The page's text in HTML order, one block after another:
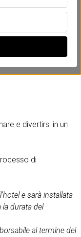
del loro primo
e divertirsi in un
di
e sarà installata
durata del
al termine del